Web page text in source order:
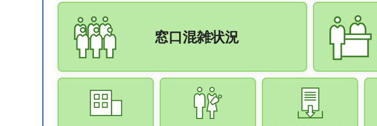
窓口混雑状況